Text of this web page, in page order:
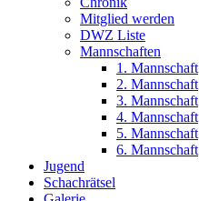
Mitglied werden
DWZ Liste
Mannschaften
1. Mannschaft
2. Mannschaft
3. Mannschaft
4. Mannschaft
5. Mannschaft
6. Mannschaft
Jugend
Schachrätsel